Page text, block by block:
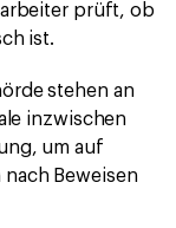
prüft, ob
ist.
stehen an
inzwischen
um auf
Beweisen